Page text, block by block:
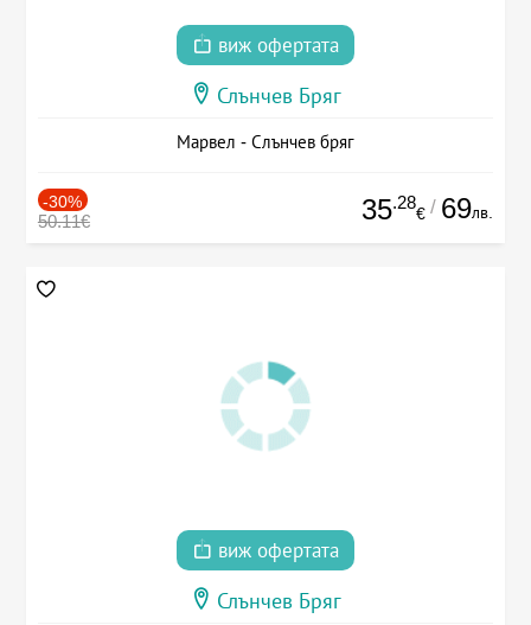
виж офертата
Слънчев Бряг
Марвел - Слънчев бряг
-30%
50.11€ 35.28
€ / 69лв.
виж офертата
Слънчев Бряг